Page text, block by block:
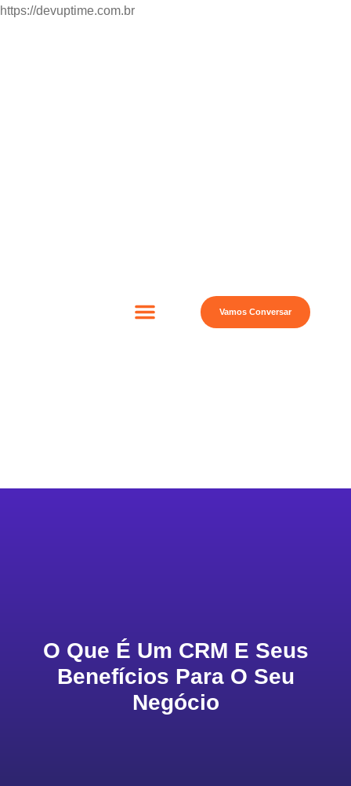
https://devuptime.com.br
Vamos Conversar
O Que É Um CRM E Seus
Benefícios Para O Seu
Negócio